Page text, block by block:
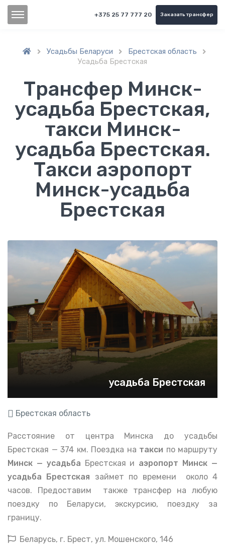
+375 25 77 777 20 Заказать трансфер
 Усадьбы Беларуси  Брестская область 
Усадьба Брестская
Трансфер Минск-
усадьба Брестская,
такси Минск-
усадьба Брестская.
Такси аэропорт
Минск-усадьба
Брестская
усадьба Брестская
Брестская область
Расстояние от центра Минска до усадьбы
Брестская — 374 км. Поездка на такси по маршруту
Минск — усадьба Брестская и аэропорт
Минск —
усадьба Брестская займет по времени около 4
часов. Предоставим также трансфер на любую
поездку по Беларуси, экскурсию, поездку за
границу.
Беларусь, г. Брест, ул. Мошенского, 146